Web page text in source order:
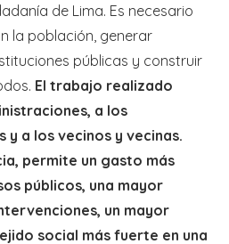
de Lima. Es necesario
la población, generar
públicas y construir
El trabajo realizado
a los
a los vecinos y vecinas.
permite un gasto más
públicos, una mayor
un mayor
social más fuerte en una